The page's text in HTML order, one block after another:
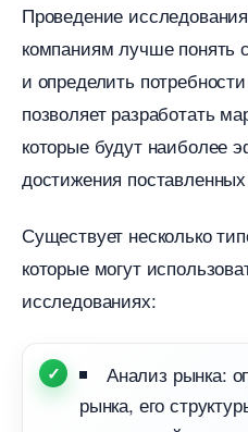
Проведение
компаниям лучше понять
и определить
позволяет разработать
которые будут наиболее
достижения
Существует несколько
которые могут
исследованиях:
Анализ рынка:
рынка, его